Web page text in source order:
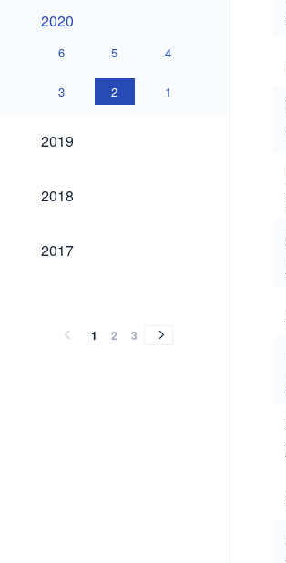
2020
2020
6 5 4
3 2 1
2019
2019
2018
2018
2017
2017
1 2 3